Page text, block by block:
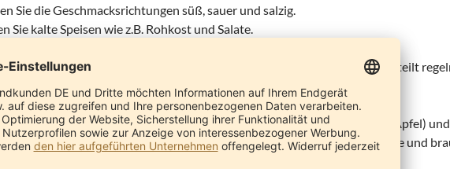
Sie die Geschmacksrichtungen süß, sauer und salzig.
Sie kalte Speisen wie z.B. Rohkost und Salate.
ausreichend warme Getränke zu sich. Tipp: Trinken sie über den Tag verteilt
Sie den Konsum von Alkohol und Kaffee.
Vata ausgleichendes Frühstück: Ein Brei aus gedünstetem Obst (Birne, Apfel)
Würzen Sie nach Geschmack, z.B. mit Zimt, Kardamom, Ingwer, Nelke und